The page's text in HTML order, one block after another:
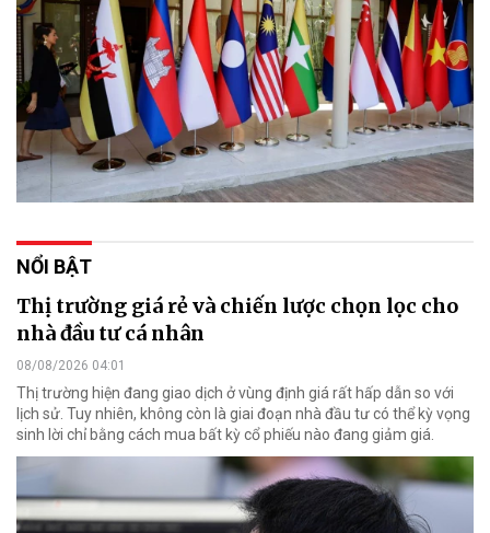
NỔI BẬT
Thị trường giá rẻ và chiến lược chọn lọc cho
nhà đầu tư cá nhân
08/08/2026 04:01
Thị trường hiện đang giao dịch ở vùng định giá rất hấp dẫn so với
lịch sử. Tuy nhiên, không còn là giai đoạn nhà đầu tư có thể kỳ vọng
sinh lời chỉ bằng cách mua bất kỳ cổ phiếu nào đang giảm giá.